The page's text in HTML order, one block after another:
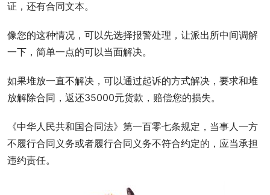
证，还有合同文本。
像您的这种情况，可以先选择报警处理，让派出所中间调解
一下，简单一点的可以当面解决。
如果堆放一直不解决，可以通过起诉的方式解决，要求和堆
放解除合同，返还35000元货款，赔偿您的损失。
《中华人民共和国合同法》第一百零七条规定，当事人一方
不履行合同义务或者履行合同义务不符合约定的，应当承担
违约责任。